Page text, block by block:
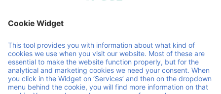
Member of Faber Group
Liens et documents utiles
À propos de nous
Downloads
Produits
CGA